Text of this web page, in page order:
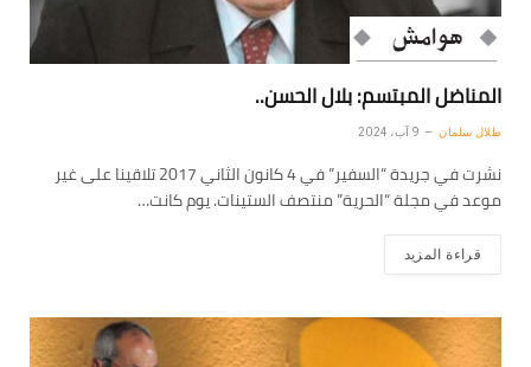
المناضل المبتسم: بلال الحسن..
طلال سلمان 9 آب، 2024
نشرت في جريدة “السفير” في 4 كانون الثاني 2017 تلاقينا على غير
موعد في مجلة “الحرية” منتصف الستينات. يوم كانت…
قراءة المزيد